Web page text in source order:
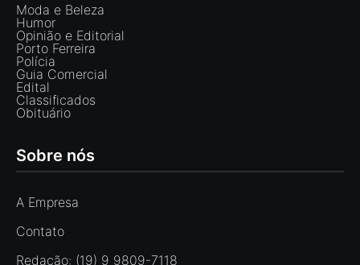
Moda e Beleza
Humor
Opinião e Editorial
Porto Ferreira
Polícia
Guia Comercial
Edital
Classificados
Obituário
Sobre nós
A Empresa
Contato
Redação: (19) 9 9809-7118